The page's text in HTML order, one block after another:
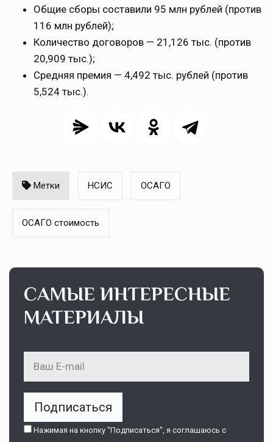
Общие сборы составили 95 млн рублей (против
116 млн рублей);
Количество договоров — 21,126 тыс. (против
20,909 тыс.);
Средняя премия — 4,492 тыс. рублей (против
5,524 тыс.).
Метки НСИС ОСАГО
ОСАГО стоимость
САМЫЕ ИНТЕРЕСНЫЕ
МАТЕРИАЛЫ
Подписаться
Нажимая на кнопку "Подписаться", я соглашаюсь c